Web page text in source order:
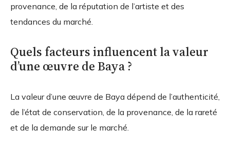
provenance, de la réputation de l’artiste et des
tendances du marché.
Quels facteurs influencent la valeur
d’une œuvre de Baya ?
La valeur d’une œuvre de Baya dépend de l’authenticité,
de l’état de conservation, de la provenance, de la rareté
et de la demande sur le marché.